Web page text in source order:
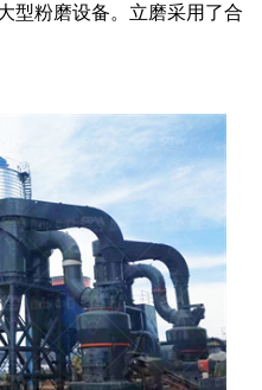
型粉磨设备。立磨采用了合